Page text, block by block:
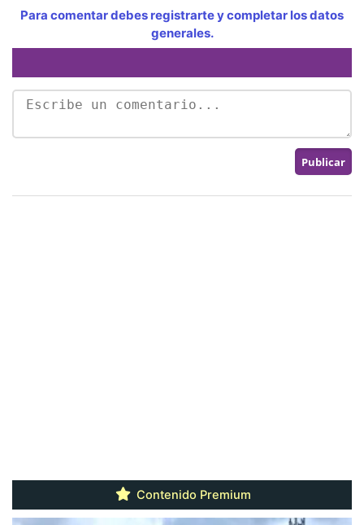
Para comentar debes registrarte y completar los datos
generales.
Contenido Premium